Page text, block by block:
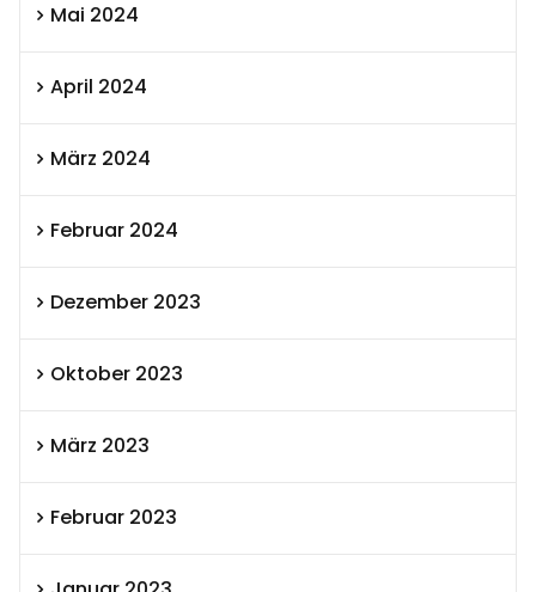
Mai 2024
April 2024
März 2024
Februar 2024
Dezember 2023
Oktober 2023
März 2023
Februar 2023